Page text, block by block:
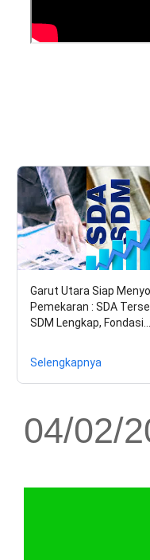
Garut Utara Siap
Pemekaran : SDA
SDM Lengkap, Fondasi…
Selengkapnya
04/02/